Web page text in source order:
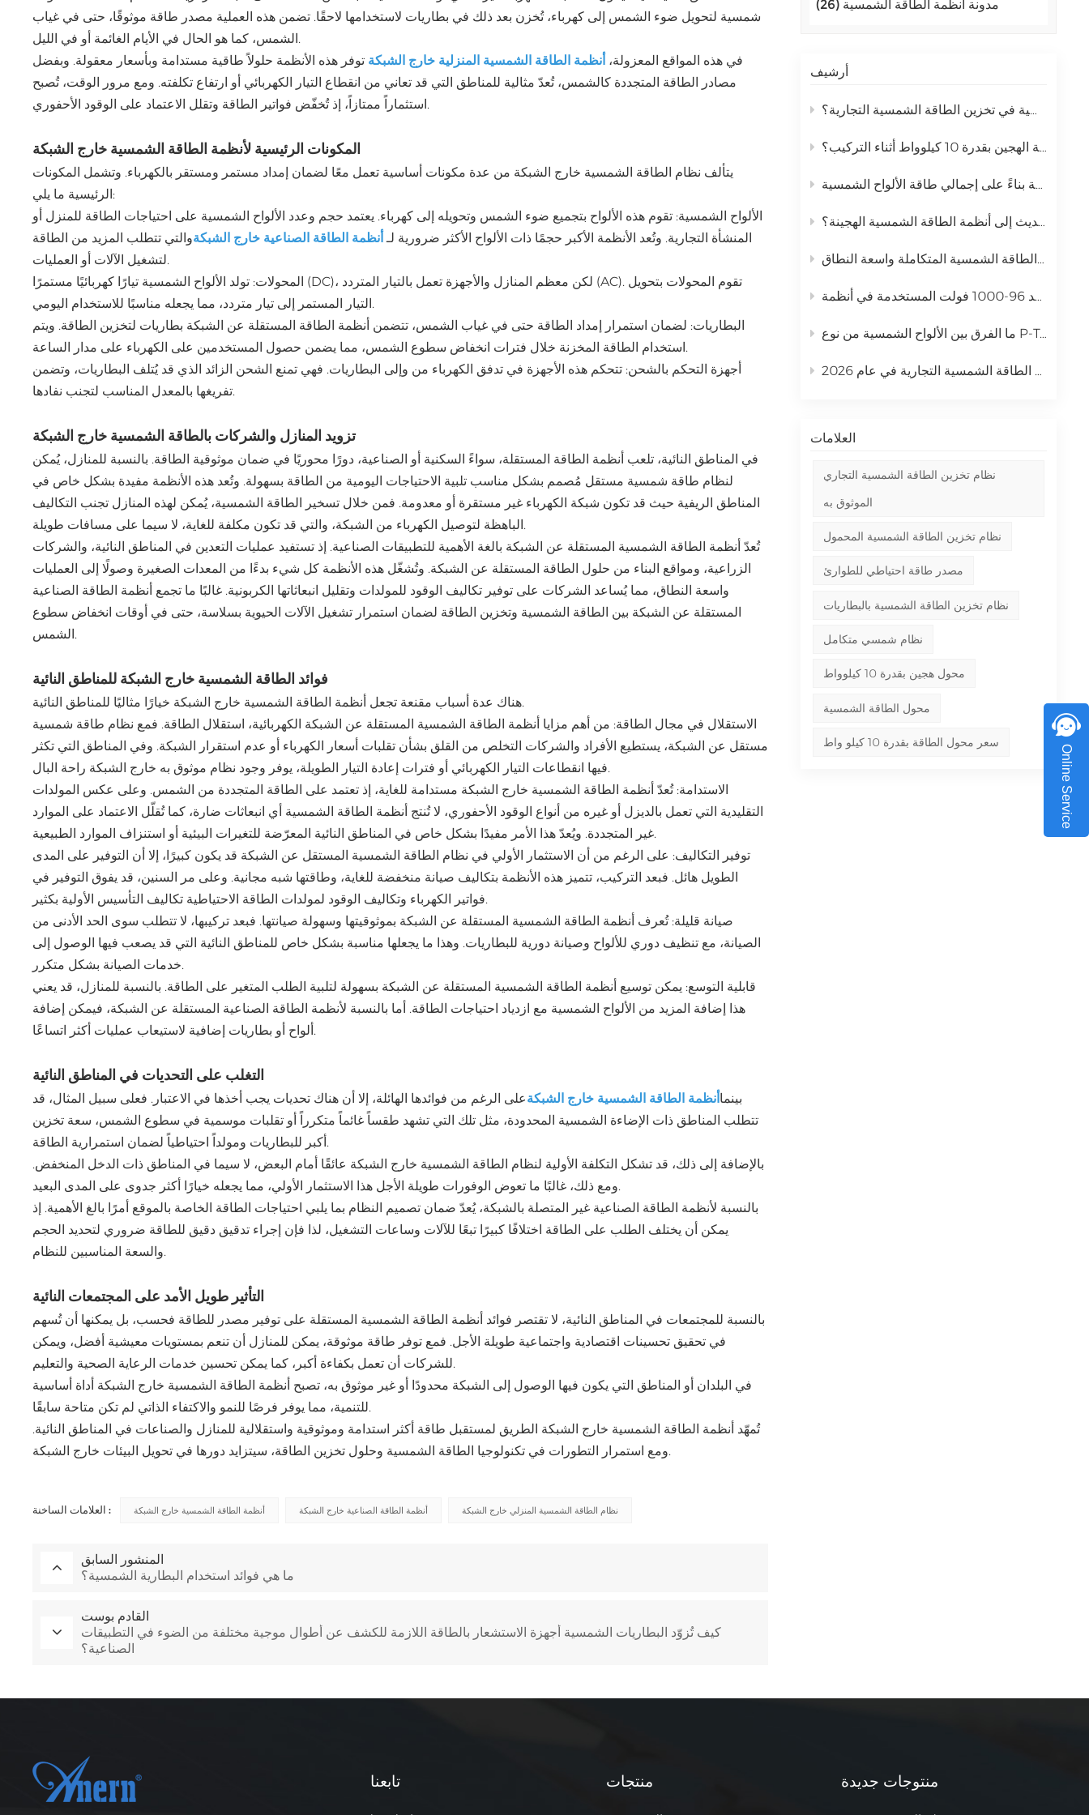
اللغة العربية
مدونة أنظمة الطاقة الشمسية (26)
أرشيف
لماذا يحل فوسفات الحديد الليثيوم محل بطاريات الرصاص الحمضية في تخزين الطاقة الشمسية التجارية؟
كيف يمكنك تحسين أداء محول الطاقة الهجين بقدرة 10 كيلوواط أثناء التركيب؟
كيفية اختيار العاكس الهجين المناسب بدقة بناءً على إجمالي طاقة الألواح الشمسية
لماذا تقوم المنشآت التجارية بالتحديث إلى أنظمة الطاقة الشمسية الهجينة؟
كيف يعمل تكامل الشبكة لأنظمة الطاقة الشمسية المتكاملة واسعة النطاق
كيف يمكن لشركتك تحقيق أقصى عائد على الاستثمار باستخدام أنظمة الطاقة الشمسية التجارية في عام 2026
العلامات
نظام تخزين الطاقة الشمسية التجاري
الموثوق به
نظام تخزين الطاقة الشمسية المحمول
مصدر طاقة احتياطي للطوارئ
نظام تخزين الطاقة الشمسية بالبطاريات
نظام شمسي متكامل
محول هجين بقدرة 10 كيلوواط
محول الطاقة الشمسية
سعر محول الطاقة بقدرة 10 كيلو واط
شمسية لتحويل ضوء الشمس إلى كهرباء، تُخزن بعد ذلك في بطاريات لاستخدامها لاحقًا. تضمن هذه العملية مصدر طاقة موثوقًا، حتى في غياب
الشمس، كما هو الحال في الأيام الغائمة أو في الليل.
في هذه المواقع المعزولة، أنظمة الطاقة الشمسية المنزلية خارج الشبكة توفر هذه الأنظمة حلولاً طاقية مستدامة وبأسعار معقولة. وبفضل
مصادر الطاقة المتجددة كالشمس، تُعدّ مثالية للمناطق التي قد تعاني من انقطاع التيار الكهربائي أو ارتفاع تكلفته. ومع مرور الوقت، تُصبح
استثماراً ممتازاً، إذ تُخفّض فواتير الطاقة وتقلل الاعتماد على الوقود الأحفوري.
المكونات الرئيسية لأنظمة الطاقة الشمسية خارج الشبكة
يتألف نظام الطاقة الشمسية خارج الشبكة من عدة مكونات أساسية تعمل معًا لضمان إمداد مستمر ومستقر بالكهرباء. وتشمل المكونات
الرئيسية ما يلي:
الألواح الشمسية: تقوم هذه الألواح بتجميع ضوء الشمس وتحويله إلى كهرباء. يعتمد حجم وعدد الألواح الشمسية على احتياجات الطاقة للمنزل أو
المنشأة التجارية. وتُعد الأنظمة الأكبر حجمًا ذات الألواح الأكثر ضرورية لـ أنظمة الطاقة الصناعية خارج الشبكةوالتي تتطلب المزيد من الطاقة
لتشغيل الآلات أو العمليات.
المحولات: تولد الألواح الشمسية تيارًا كهربائيًا مستمرًا (DC)، لكن معظم المنازل والأجهزة تعمل بالتيار المتردد (AC). تقوم المحولات بتحويل
التيار المستمر إلى تيار متردد، مما يجعله مناسبًا للاستخدام اليومي.
البطاريات: لضمان استمرار إمداد الطاقة حتى في غياب الشمس، تتضمن أنظمة الطاقة المستقلة عن الشبكة بطاريات لتخزين الطاقة. ويتم
استخدام الطاقة المخزنة خلال فترات انخفاض سطوع الشمس، مما يضمن حصول المستخدمين على الكهرباء على مدار الساعة.
أجهزة التحكم بالشحن: تتحكم هذه الأجهزة في تدفق الكهرباء من وإلى البطاريات. فهي تمنع الشحن الزائد الذي قد يُتلف البطاريات، وتضمن
تفريغها بالمعدل المناسب لتجنب نفادها.
تزويد المنازل والشركات بالطاقة الشمسية خارج الشبكة
في المناطق النائية، تلعب أنظمة الطاقة المستقلة، سواءً السكنية أو الصناعية، دورًا محوريًا في ضمان موثوقية الطاقة. بالنسبة للمنازل، يُمكن
لنظام طاقة شمسية مستقل مُصمم بشكل مناسب تلبية الاحتياجات اليومية من الطاقة بسهولة. وتُعد هذه الأنظمة مفيدة بشكل خاص في
المناطق الريفية حيث قد تكون شبكة الكهرباء غير مستقرة أو معدومة. فمن خلال تسخير الطاقة الشمسية، يُمكن لهذه المنازل تجنب التكاليف
الباهظة لتوصيل الكهرباء من الشبكة، والتي قد تكون مكلفة للغاية، لا سيما على مسافات طويلة.
تُعدّ أنظمة الطاقة الشمسية المستقلة عن الشبكة بالغة الأهمية للتطبيقات الصناعية. إذ تستفيد عمليات التعدين في المناطق النائية، والشركات
الزراعية، ومواقع البناء من حلول الطاقة المستقلة عن الشبكة. وتُشغّل هذه الأنظمة كل شيء بدءًا من المعدات الصغيرة وصولًا إلى العمليات
واسعة النطاق، مما يُساعد الشركات على توفير تكاليف الوقود للمولدات وتقليل انبعاثاتها الكربونية. غالبًا ما تجمع أنظمة الطاقة الصناعية
المستقلة عن الشبكة بين الطاقة الشمسية وتخزين الطاقة لضمان استمرار تشغيل الآلات الحيوية بسلاسة، حتى في أوقات انخفاض سطوع
الشمس.
فوائد الطاقة الشمسية خارج الشبكة للمناطق النائية
هناك عدة أسباب مقنعة تجعل أنظمة الطاقة الشمسية خارج الشبكة خيارًا مثاليًا للمناطق النائية.
الاستقلال في مجال الطاقة: من أهم مزايا أنظمة الطاقة الشمسية المستقلة عن الشبكة الكهربائية، استقلال الطاقة. فمع نظام طاقة شمسية
مستقل عن الشبكة، يستطيع الأفراد والشركات التخلص من القلق بشأن تقلبات أسعار الكهرباء أو عدم استقرار الشبكة. وفي المناطق التي تكثر
فيها انقطاعات التيار الكهربائي أو فترات إعادة التيار الطويلة، يوفر وجود نظام موثوق به خارج الشبكة راحة البال.
الاستدامة: تُعدّ أنظمة الطاقة الشمسية خارج الشبكة مستدامة للغاية، إذ تعتمد على الطاقة المتجددة من الشمس. وعلى عكس المولدات
التقليدية التي تعمل بالديزل أو غيره من أنواع الوقود الأحفوري، لا تُنتج أنظمة الطاقة الشمسية أي انبعاثات ضارة، كما تُقلّل الاعتماد على الموارد
غير المتجددة. ويُعدّ هذا الأمر مفيدًا بشكل خاص في المناطق النائية المعرّضة للتغيرات البيئية أو استنزاف الموارد الطبيعية.
توفير التكاليف: على الرغم من أن الاستثمار الأولي في نظام الطاقة الشمسية المستقل عن الشبكة قد يكون كبيرًا، إلا أن التوفير على المدى
الطويل هائل. فبعد التركيب، تتميز هذه الأنظمة بتكاليف صيانة منخفضة للغاية، وطاقتها شبه مجانية. وعلى مر السنين، قد يفوق التوفير في
فواتير الكهرباء وتكاليف الوقود لمولدات الطاقة الاحتياطية تكاليف التأسيس الأولية بكثير.
صيانة قليلة: تُعرف أنظمة الطاقة الشمسية المستقلة عن الشبكة بموثوقيتها وسهولة صيانتها. فبعد تركيبها، لا تتطلب سوى الحد الأدنى من
الصيانة، مع تنظيف دوري للألواح وصيانة دورية للبطاريات. وهذا ما يجعلها مناسبة بشكل خاص للمناطق النائية التي قد يصعب فيها الوصول إلى
خدمات الصيانة بشكل متكرر.
قابلية التوسع: يمكن توسيع أنظمة الطاقة الشمسية المستقلة عن الشبكة بسهولة لتلبية الطلب المتغير على الطاقة. بالنسبة للمنازل، قد يعني
هذا إضافة المزيد من الألواح الشمسية مع ازدياد احتياجات الطاقة. أما بالنسبة لأنظمة الطاقة الصناعية المستقلة عن الشبكة، فيمكن إضافة
ألواح أو بطاريات إضافية لاستيعاب عمليات أكثر اتساعًا.
التغلب على التحديات في المناطق النائية
بينماأنظمة الطاقة الشمسية خارج الشبكةعلى الرغم من فوائدها الهائلة، إلا أن هناك تحديات يجب أخذها في الاعتبار. فعلى سبيل المثال، قد
تتطلب المناطق ذات الإضاءة الشمسية المحدودة، مثل تلك التي تشهد طقساً غائماً متكرراً أو تقلبات موسمية في سطوع الشمس، سعة تخزين
أكبر للبطاريات ومولداً احتياطياً لضمان استمرارية الطاقة.
بالإضافة إلى ذلك، قد تشكل التكلفة الأولية لنظام الطاقة الشمسية خارج الشبكة عائقًا أمام البعض، لا سيما في المناطق ذات الدخل المنخفض.
ومع ذلك، غالبًا ما تعوض الوفورات طويلة الأجل هذا الاستثمار الأولي، مما يجعله خيارًا أكثر جدوى على المدى البعيد.
بالنسبة لأنظمة الطاقة الصناعية غير المتصلة بالشبكة، يُعدّ ضمان تصميم النظام بما يلبي احتياجات الطاقة الخاصة بالموقع أمرًا بالغ الأهمية. إذ
يمكن أن يختلف الطلب على الطاقة اختلافًا كبيرًا تبعًا للآلات وساعات التشغيل، لذا فإن إجراء تدقيق دقيق للطاقة ضروري لتحديد الحجم
والسعة المناسبين للنظام.
التأثير طويل الأمد على المجتمعات النائية
بالنسبة للمجتمعات في المناطق النائية، لا تقتصر فوائد أنظمة الطاقة الشمسية المستقلة على توفير مصدر للطاقة فحسب، بل يمكنها أن تُسهم
في تحقيق تحسينات اقتصادية واجتماعية طويلة الأجل. فمع توفر طاقة موثوقة، يمكن للمنازل أن تنعم بمستويات معيشية أفضل، ويمكن
للشركات أن تعمل بكفاءة أكبر، كما يمكن تحسين خدمات الرعاية الصحية والتعليم.
في البلدان أو المناطق التي يكون فيها الوصول إلى الشبكة محدودًا أو غير موثوق به، تصبح أنظمة الطاقة الشمسية خارج الشبكة أداة أساسية
للتنمية، مما يوفر فرصًا للنمو والاكتفاء الذاتي لم تكن متاحة سابقًا.
تُمهّد أنظمة الطاقة الشمسية خارج الشبكة الطريق لمستقبل طاقة أكثر استدامة وموثوقية واستقلالية للمنازل والصناعات في المناطق النائية.
ومع استمرار التطورات في تكنولوجيا الطاقة الشمسية وحلول تخزين الطاقة، سيتزايد دورها في تحويل البيئات خارج الشبكة.
العلامات الساخنة : أنظمة الطاقة الشمسية خارج الشبكة أنظمة الطاقة الصناعية خارج الشبكة نظام الطاقة الشمسية المنزلي خارج الشبكة
المنشور السابق
ما هي فوائد استخدام البطارية الشمسية؟
القادم بوست
كيف تُزوّد ​​البطاريات الشمسية أجهزة الاستشعار بالطاقة اللازمة للكشف عن أطوال موجية مختلفة من الضوء في التطبيقات
الصناعية؟
تابعنا منتجات منتوجات جديدة
Online Service